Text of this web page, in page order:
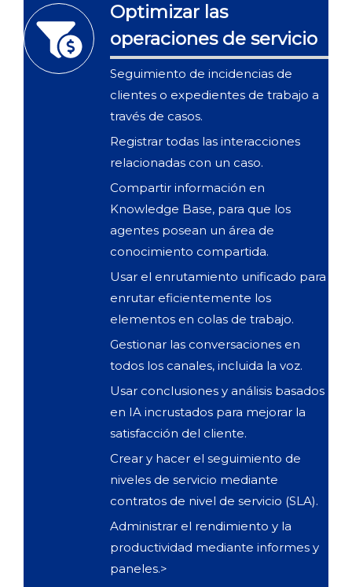
Optimizar las
operaciones de servicio
Seguimiento de incidencias de
clientes o expedientes de trabajo a
través de casos.
Registrar todas las interacciones
relacionadas con un caso.
Compartir información en
Knowledge Base, para que los
agentes posean un área de
conocimiento compartida.
Usar el enrutamiento unificado para
enrutar eficientemente los
elementos en colas de trabajo.
Gestionar las conversaciones en
todos los canales, incluida la voz.
Usar conclusiones y análisis basados
en IA incrustados para mejorar la
satisfacción del cliente.
Crear y hacer el seguimiento de
niveles de servicio mediante
contratos de nivel de servicio (SLA).
Administrar el rendimiento y la
productividad mediante informes y
paneles.>